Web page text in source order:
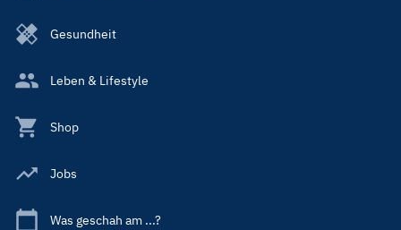
Gesundheit
Leben & Lifestyle
Shop
Jobs
Was geschah am ...?